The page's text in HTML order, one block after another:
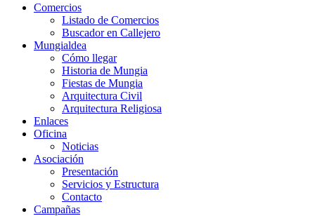
Comercios
Listado de Comercios
Buscador en Callejero
Mungialdea
Cómo llegar
Historia de Mungia
Fiestas de Mungia
Arquitectura Civil
Arquitectura Religiosa
Enlaces
Oficina
Noticias
Asociación
Presentación
Servicios y Estructura
Contacto
Campañas